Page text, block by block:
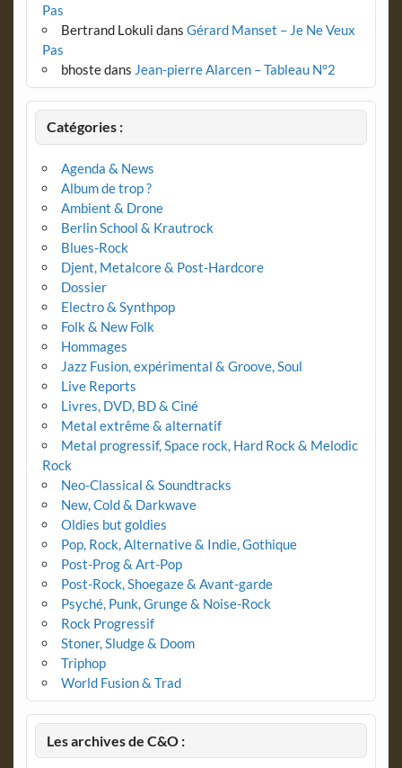
Pas
Bertrand Lokuli dans Gérard Manset – Je Ne Veux
Pas
bhostedans Jean-pierre Alarcen – Tableau N°2
Catégories :
Agenda & News
Album de trop ?
Ambient & Drone
Berlin School & Krautrock
Blues-Rock
Djent, Metalcore & Post-Hardcore
Dossier
Electro & Synthpop
Folk & New Folk
Hommages
Jazz Fusion, expérimental & Groove, Soul
Live Reports
Livres, DVD, BD & Ciné
Metal extrême & alternatif
Metal progressif, Space rock, Hard Rock & Melodic
Rock
Neo-Classical & Soundtracks
New, Cold & Darkwave
Oldies but goldies
Pop, Rock, Alternative & Indie, Gothique
Post-Prog & Art-Pop
Post-Rock, Shoegaze & Avant-garde
Psyché, Punk, Grunge & Noise-Rock
Rock Progressif
Stoner, Sludge & Doom
Triphop
World Fusion & Trad
Les archives de C&O :